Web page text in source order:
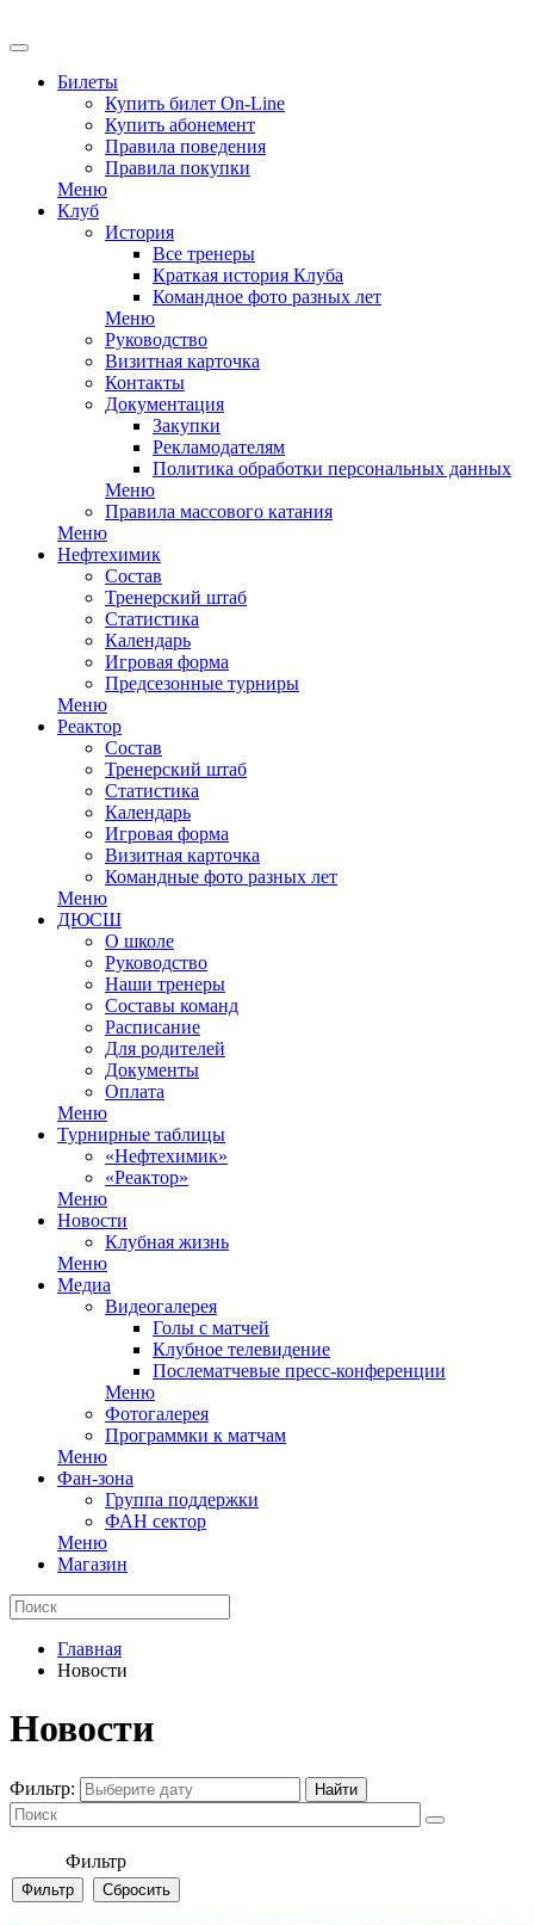
Билеты
Купить билет On-Line
Купить абонемент
Правила поведения
Правила покупки
Меню
Клуб
История
Все тренеры
Краткая история Клуба
Командное фото разных лет
Меню
Руководство
Визитная карточка
Контакты
Документация
Закупки
Рекламодателям
Политика обработки персональных данных
Меню
Правила массового катания
Меню
Нефтехимик
Состав
Тренерский штаб
Статистика
Календарь
Игровая форма
Предсезонные турниры
Меню
Реактор
Состав
Тренерский штаб
Статистика
Календарь
Игровая форма
Визитная карточка
Командные фото разных лет
Меню
ДЮСШ
О школе
Руководство
Наши тренеры
Составы команд
Расписание
Для родителей
Документы
Оплата
Меню
Турнирные таблицы
«Нефтехимик»
«Реактор»
Меню
Новости
Клубная жизнь
Меню
Медиа
Видеогалерея
Голы с матчей
Клубное телевидение
Послематчевые пресс-конференции
Меню
Фотогалерея
Программки к матчам
Меню
Фан-зона
Группа поддержки
ФАН сектор
Меню
Магазин
Главная
Новости
Новости
Фильтр:
Фильтр